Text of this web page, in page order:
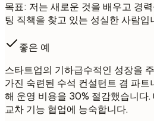
목표: 저는 새로운 것을 배우고 경
팅 직책을 찾고 있는 성실한 사람입
좋은 예
스타트업의 기하급수적인 성장을
가진 숙련된 수석 컨설턴트 겸 파트
해 운영 비용을 30% 절감했습니다.
교차 기능 협업에 능숙합니다.